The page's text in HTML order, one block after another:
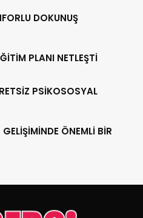
DOKUNUŞ
PLANI NETLEŞTİ
PSİKOSOSYAL
ÖNEMLİ BİR